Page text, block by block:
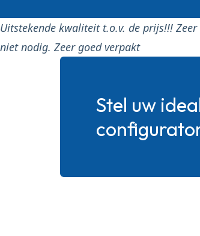
Uitstekende kwaliteit t.o.v. de prijs!!!
niet nodig. Zeer goed verpakt
Stel uw